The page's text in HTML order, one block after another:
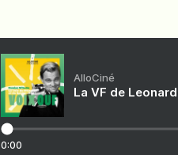
AlloCiné
La VF de
0:00